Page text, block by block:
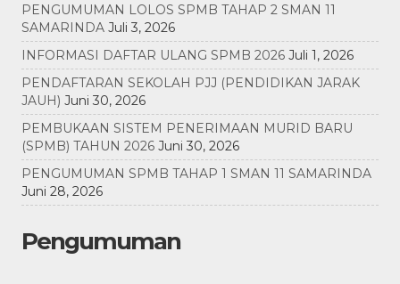
PENGUMUMAN LOLOS SPMB TAHAP 2 SMAN 11
SAMARINDA Juli 3, 2026
INFORMASI DAFTAR ULANG SPMB 2026 Juli 1, 2026
PENDAFTARAN SEKOLAH PJJ (PENDIDIKAN JARAK
JAUH) Juni 30, 2026
PEMBUKAAN SISTEM PENERIMAAN MURID BARU
(SPMB) TAHUN 2026 Juni 30, 2026
PENGUMUMAN SPMB TAHAP 1 SMAN 11 SAMARINDA
Juni 28, 2026
Pengumuman